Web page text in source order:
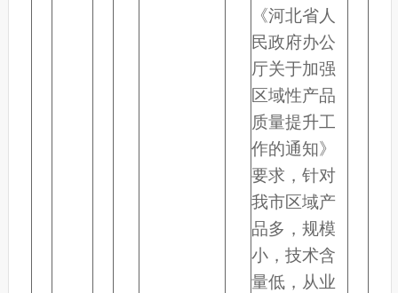
《河北省人
民政府办公
厅关于加强
区域性产品
质量提升工
作的通知》
要求，针对
我市区域产
品多，规模
小，技术含
量低，从业